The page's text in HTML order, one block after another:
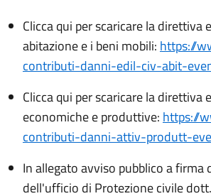
Clicca qui per scaricare la
abitazione e i beni mobili: https://
contributi-danni-edil-civ-abit-
Clicca qui per scaricare la
economiche e produttive: https://
contributi-danni-attiv-produtt-
In allegato avviso pubblico a firma
dell'ufficio di Protezione civile